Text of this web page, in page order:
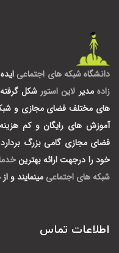
دانشگاه شبکه های اجتماعی
زاده مدیر لاین استور شکل
های مختلف فضای مجازی و شبکه
آموزش های رایگان و کم
فضای مجازی گامی بزرگ
خود را درجهت ارائه بهترین
شبکه های اجتماعی مینمایند و
اطلاعات تماس